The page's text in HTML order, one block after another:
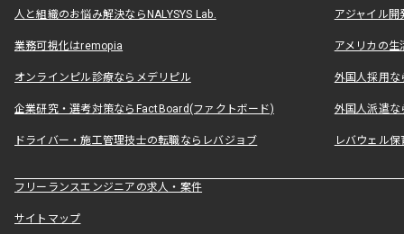
人と組織のお悩み解決ならNALYSYS Lab. アジャイル
業務可視化はremopia アメリカの
オンラインピル診療ならメデリピル 外国人採用
企業研究・選考対策ならFactBoard(ファクトボード) 外国人派遣な
ドライバー・施工管理技士の転職ならレバジョブ レバウェル
フリーランスエンジニアの求人・案件
サイトマップ